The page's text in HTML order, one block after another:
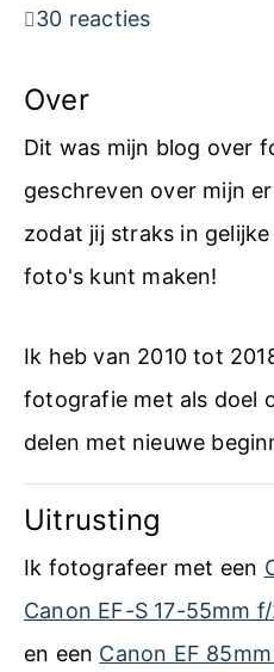
l
d
i
n
g
n
e
n
t
o
30 reacties
Over
Dit was mijn blog over
geschreven over mijn
zodat jij straks in
foto's kunt maken!
Ik heb van 2010 tot
fotografie met als doel
delen met nieuwe
Uitrusting
Ik fotografeer met een
Canon EF-S 17-55mm
en een Canon EF